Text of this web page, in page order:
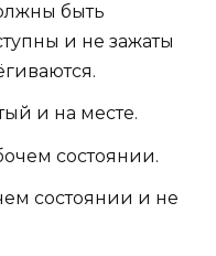
быть
и не зажаты
и на месте.
состоянии.
состоянии и не